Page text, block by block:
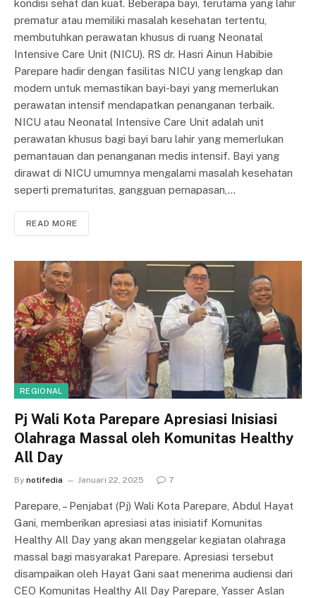
kondisi sehat dan kuat. Beberapa bayi, terutama yang lahir
prematur atau memiliki masalah kesehatan tertentu,
membutuhkan perawatan khusus di ruang Neonatal
Intensive Care Unit (NICU). RS dr. Hasri Ainun Habibie
Parepare hadir dengan fasilitas NICU yang lengkap dan
modern untuk memastikan bayi-bayi yang memerlukan
perawatan intensif mendapatkan penanganan terbaik.
NICU atau Neonatal Intensive Care Unit adalah unit
perawatan khusus bagi bayi baru lahir yang memerlukan
pemantauan dan penanganan medis intensif. Bayi yang
dirawat di NICU umumnya mengalami masalah kesehatan
seperti prematuritas, gangguan pernapasan,…
READ MORE
REGIONAL
Pj Wali Kota Parepare Apresiasi Inisiasi
Olahraga Massal oleh Komunitas Healthy
All Day
By notifedia Januari 22, 2025 7
Parepare, – Penjabat (Pj) Wali Kota Parepare, Abdul Hayat
Gani, memberikan apresiasi atas inisiatif Komunitas
Healthy All Day yang akan menggelar kegiatan olahraga
massal bagi masyarakat Parepare. Apresiasi tersebut
disampaikan oleh Hayat Gani saat menerima audiensi dari
CEO Komunitas Healthy All Day Parepare, Yasser Aslan